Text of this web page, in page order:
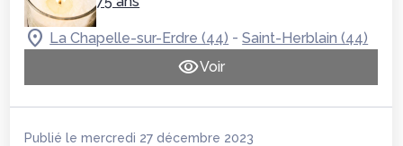
La Chapelle-sur-Erdre (44) -Saint-Herblain (44)
Voir
Publié le mercredi 27 décembre 2023